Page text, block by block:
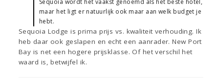
Sequoia wordt het vaakst genoemd als het beste hotel,
maar het ligt er natuurlijk ook maar aan welk budget je
hebt.
Sequoia Lodge is prima prijs vs. kwaliteit verhouding. Ik
heb daar ook geslapen en echt een aanrader. New Port
Bay is net een hogere prijsklasse. Of het verschil het
waard is, betwijfel ik.